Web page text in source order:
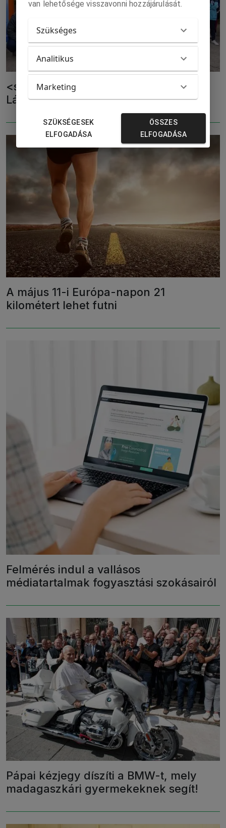
<strong>Identitáserősítő, hálaadó
Lángfutás Medvén</strong>
A május 11-i Európa-napon 21
kilométert lehet futni
Felmérés indul a vallásos
médiatartalmak fogyasztási szokásairól
Pápai kézjegy díszíti a BMW-t, mely
madagaszkári gyermekeknek segít!
van lehetősége visszavonni hozzájárulását.
Szükséges
Analitikus
Marketing
SZÜKSÉGESEK
ELFOGADÁSA
ÖSSZES
ELFOGADÁSA